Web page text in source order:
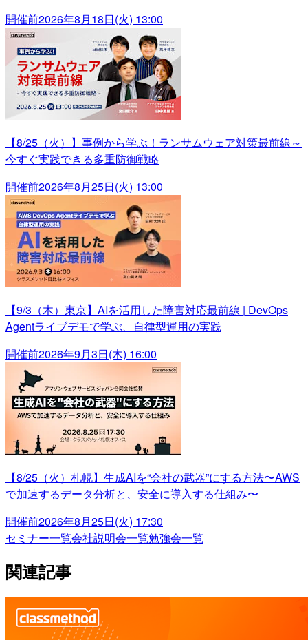
開催前2026年8月18日(火) 13:00
【8/25（火）】事例から学ぶ！ランサムウェア対策最前線～
今すぐ実践できる多重防御戦略
開催前2026年8月25日(火) 13:00
【9/3（木）東京】AIを活用した障害対応最前線 | DevOps
Agentライブデモで学ぶ、自律型運用の実践
開催前2026年9月3日(木) 16:00
【8/25（火）札幌】生成AIを“会社の武器”にする方法〜AWS
で加速するデータ分析と、安全に導入する仕組み〜
開催前2026年8月25日(火) 17:30
セミナー一覧会社説明会一覧勉強会一覧
関連記事